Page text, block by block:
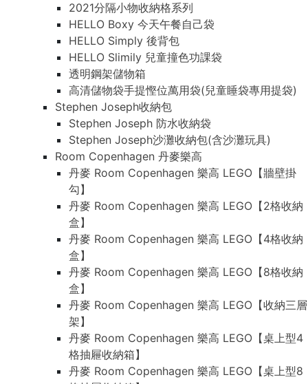
2021分隔小物收納格系列
HELLO Boxy 今天午餐自己袋
HELLO Simply 後背包
HELLO Slimily 兒童撞色功課袋
透明鋼架儲物箱
高清儲物袋手提慳位萬用袋(兒童睡袋專用提袋)
Stephen Joseph收納包
Stephen Joseph 防水收納袋
Stephen Joseph沙灘收納包(含沙灘玩具)
Room Copenhagen 丹麥樂高
丹麥 Room Copenhagen 樂高 LEGO【牆壁掛
勾】
丹麥 Room Copenhagen 樂高 LEGO【2格收納
盒】
丹麥 Room Copenhagen 樂高 LEGO【4格收納
盒】
丹麥 Room Copenhagen 樂高 LEGO【8格收納
盒】
丹麥 Room Copenhagen 樂高 LEGO【收納三層
架】
丹麥 Room Copenhagen 樂高 LEGO【桌上型4
格抽屜收納箱】
丹麥 Room Copenhagen 樂高 LEGO【桌上型8